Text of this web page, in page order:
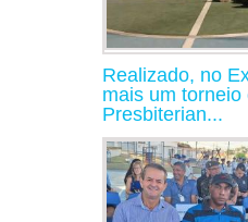
Realizado, no
mais um torneio
Presbiterian...